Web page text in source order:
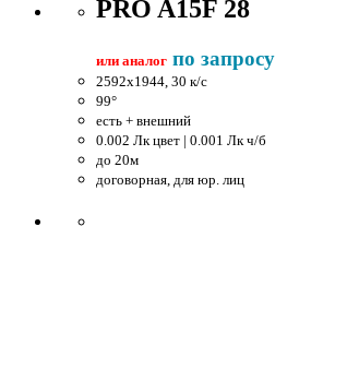
PRO A15F 28
или аналог по запросу
2592x1944, 30 к/c
99°
есть + внешний
0.002 Лк цвет | 0.001 Лк ч/б
до 20м
договорная, для юр. лиц